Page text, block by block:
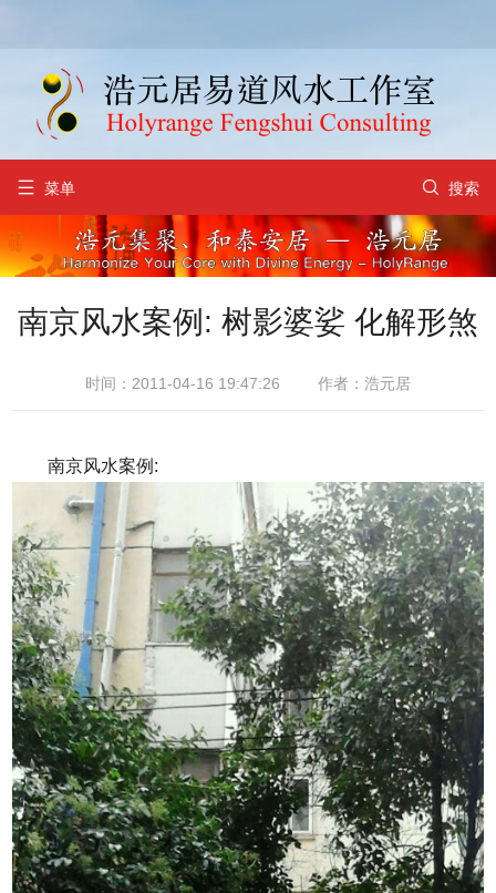
 菜单  搜索
南京风水案例: 树影婆娑 化解形煞
时间：2011-04-16 19:47:26 作者：浩元居
南京风水案例: